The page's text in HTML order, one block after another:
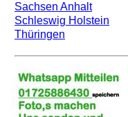
Sachsen Anhalt
Schleswig Holstein
Thüringen